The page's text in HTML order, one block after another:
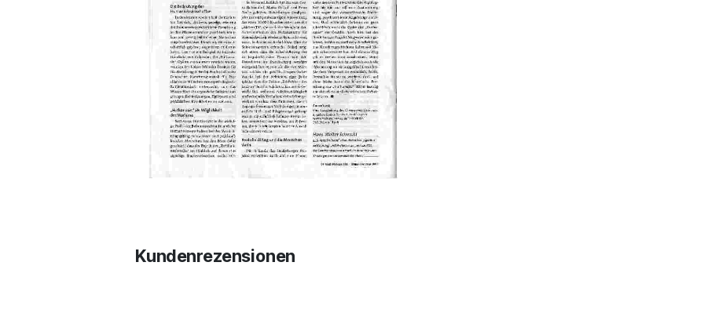
Kundenrezensionen